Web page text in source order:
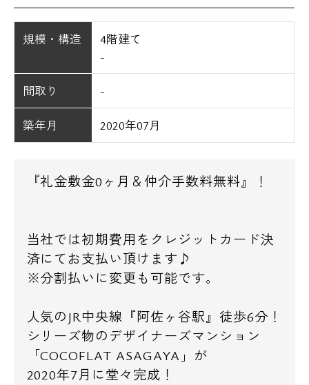
規模・構造
4階建て
-
間取り -
築年月 2020年07月
『礼金敷金0ヶ月＆仲介手数料無料』！
当社では初期費用をクレジットカード決
済にてお支払い頂けます♪
※分割払いに変更も可能です。
人気のJR中央線『阿佐ヶ谷駅』徒歩6分！
シリーズ物のデザイナーズマンション
「COCOFLAT ASAGAYA」が
2020年7月に堂々完成！